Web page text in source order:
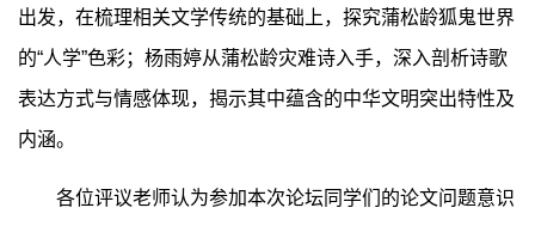
出发，在梳理相关文学传统的基础上，探究蒲松龄狐鬼世界
的“人学”色彩；杨雨婷从蒲松龄灾难诗入手，深入剖析诗歌
表达方式与情感体现，揭示其中蕴含的中华文明突出特性及
内涵。
各位评议老师认为参加本次论坛同学们的论文问题意识